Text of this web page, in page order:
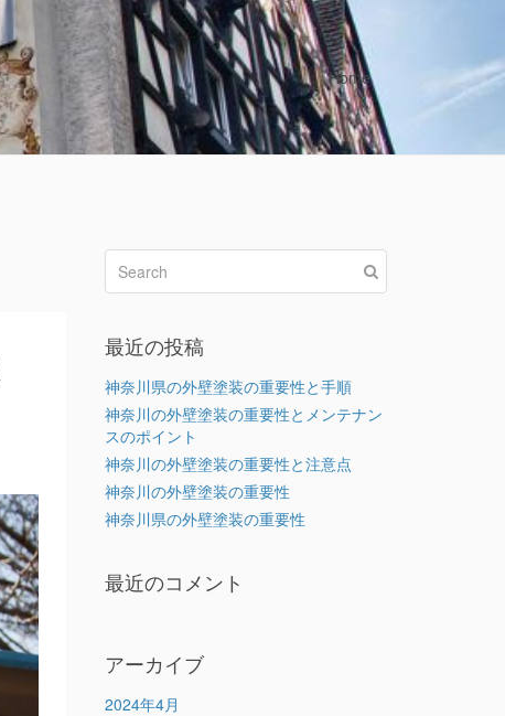
Home
最近の投稿
神奈川県の外壁塗装の重要性と手順
神奈川の外壁塗装の重要性とメンテナン
スのポイント
神奈川の外壁塗装の重要性と注意点
神奈川の外壁塗装の重要性
神奈川県の外壁塗装の重要性
最近のコメント
アーカイブ
2024年4月